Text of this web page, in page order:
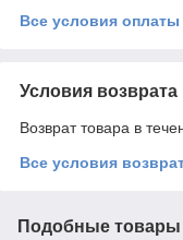
Все условия оплаты
Условия возврата
Возврат товара в
Все условия
Подобные товары